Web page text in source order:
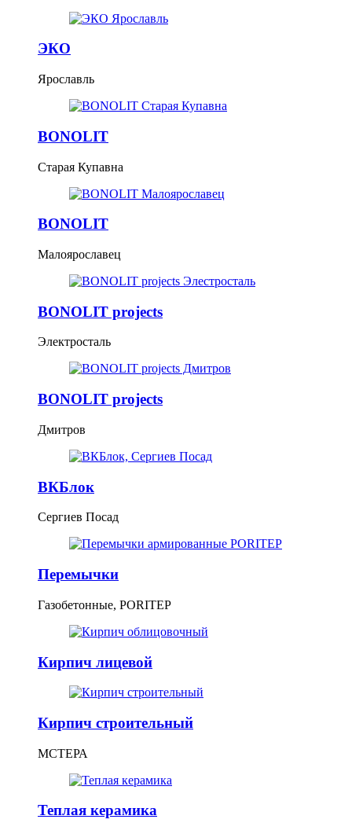
ЭКО
Ярославль
BONOLIT
Старая Купавна
BONOLIT
Малоярославец
BONOLIT projects
Электросталь
BONOLIT projects
Дмитров
ВКБлок
Сергиев Посад
Перемычки
Газобетонные, PORITEP
Кирпич лицевой
Кирпич строительный
МСТЕРА
Теплая керамика